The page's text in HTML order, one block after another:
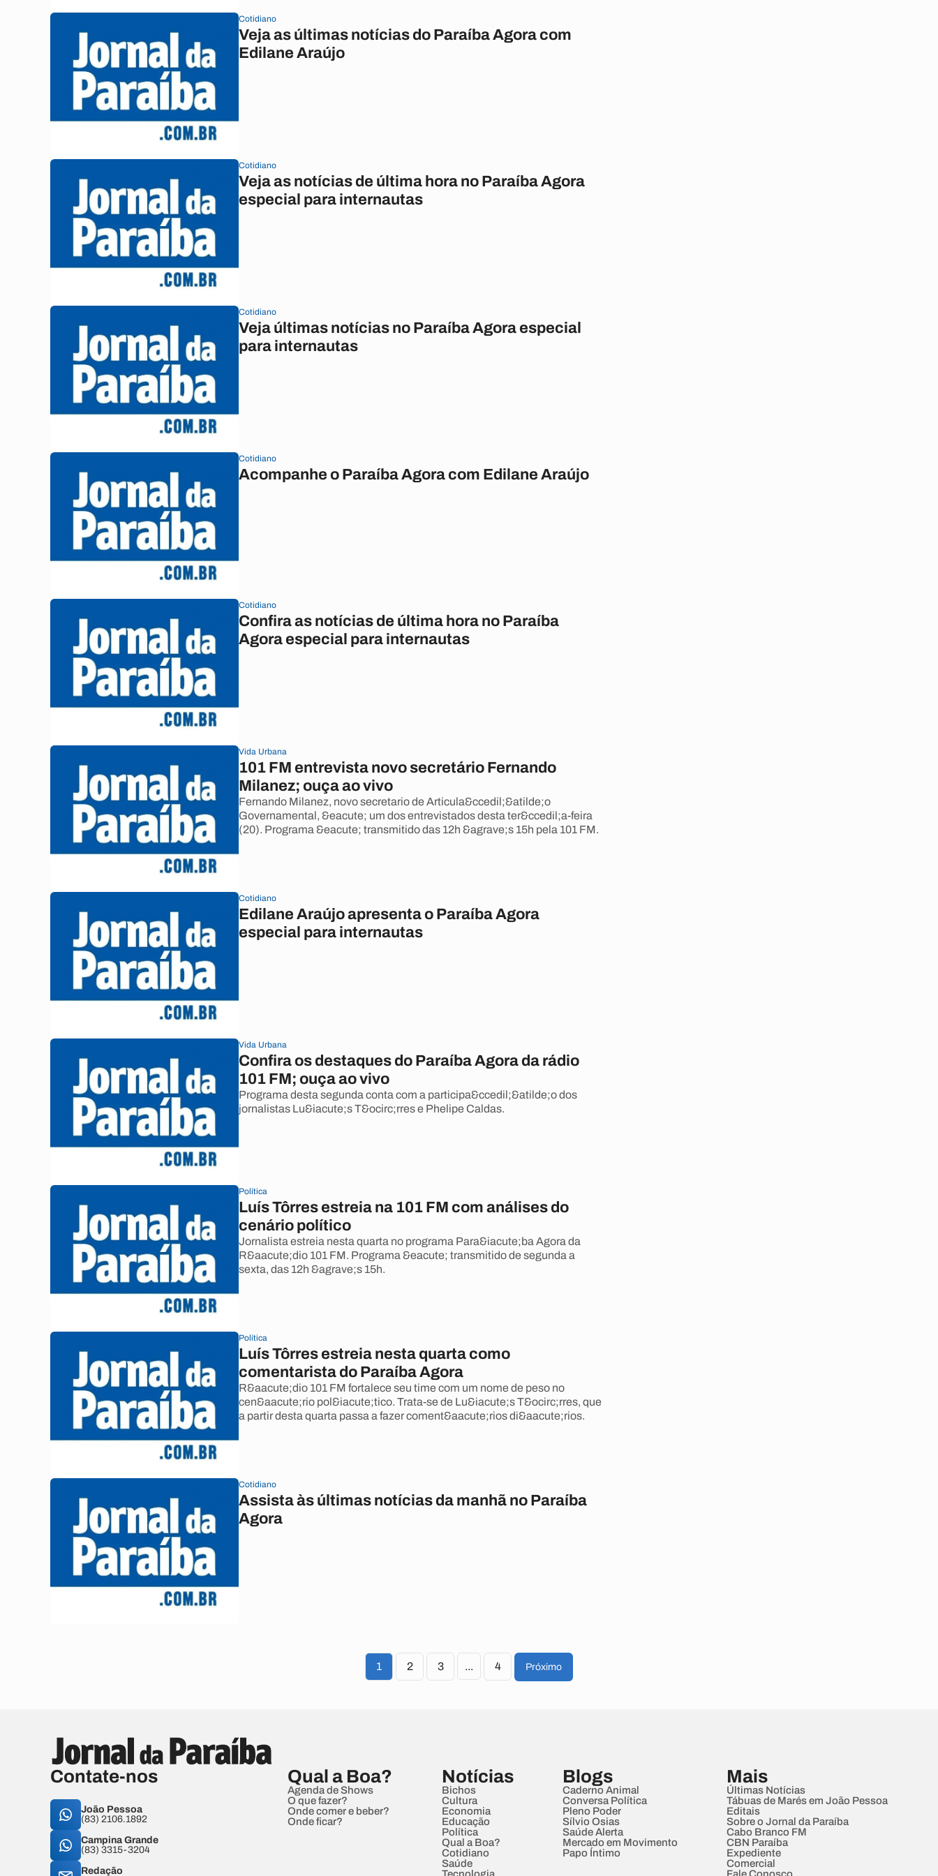
Cotidiano
Veja as últimas notícias do Paraíba Agora com
Edilane Araújo
Cotidiano
Veja as notícias de última hora no Paraíba Agora
especial para internautas
Cotidiano
Veja últimas notícias no Paraíba Agora especial
para internautas
Cotidiano
Acompanhe o Paraíba Agora com Edilane Araújo
Cotidiano
Confira as notícias de última hora no Paraíba
Agora especial para internautas
Vida Urbana
101 FM entrevista novo secretário Fernando
Milanez; ouça ao vivo
Fernando Milanez, novo secretario de Articula&ccedil;&atilde;o
Governamental, &eacute; um dos entrevistados desta ter&ccedil;a-feira
(20). Programa &eacute; transmitido das 12h &agrave;s 15h pela 101 FM.
Cotidiano
Edilane Araújo apresenta o Paraíba Agora
especial para internautas
Vida Urbana
Confira os destaques do Paraíba Agora da rádio
101 FM; ouça ao vivo
Programa desta segunda conta com a participa&ccedil;&atilde;o dos
jornalistas Lu&iacute;s T&ocirc;rres e Phelipe Caldas.
Política
Luís Tôrres estreia na 101 FM com análises do
cenário político
Jornalista estreia nesta quarta no programa Para&iacute;ba Agora da
R&aacute;dio 101 FM. Programa &eacute; transmitido de segunda a
sexta, das 12h &agrave;s 15h.
Política
Luís Tôrres estreia nesta quarta como
comentarista do Paraíba Agora
R&aacute;dio 101 FM fortalece seu time com um nome de peso no
cen&aacute;rio pol&iacute;tico. Trata-se de Lu&iacute;s T&ocirc;rres, que
a partir desta quarta passa a fazer coment&aacute;rios di&aacute;rios.
Cotidiano
Assista às últimas notícias da manhã no Paraíba
Agora
1 2 3 ... 4 Próximo
Contate-nos
João Pessoa
(83) 2106.1892
Campina Grande
(83) 3315-3204
Redação
Qual a Boa?
Agenda de Shows
O que fazer?
Onde comer e beber?
Onde ficar?
Notícias
Bichos
Cultura
Economia
Educação
Política
Qual a Boa?
Cotidiano
Saúde
Blogs
Caderno Animal
Conversa Política
Pleno Poder
Sílvio Osias
Saúde Alerta
Mercado em Movimento
Papo Íntimo
Mais
Últimas Notícias
Tábuas de Marés em João Pessoa
Editais
Sobre o Jornal da Paraíba
Cabo Branco FM
CBN Paraíba
Expediente
Comercial